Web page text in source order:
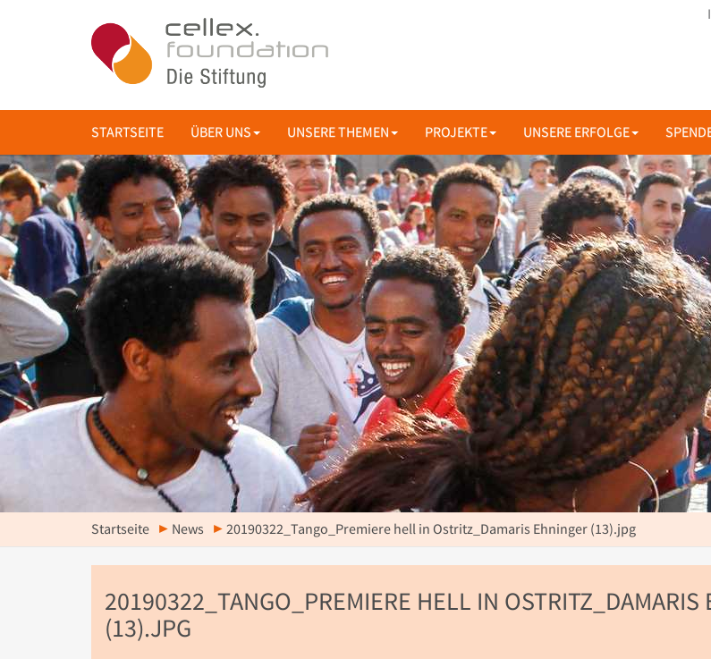
STARTSEITE ÜBER UNS UNSERE THEMEN PROJEKTE UNSERE ERFOLGE
Startseite News 20190322_Tango_Premiere hell in Ostritz_Damaris Ehninger (13).jpg
20190322_TANGO_PREMIERE HELL IN OSTRITZ_DAMARIS
(13).JPG